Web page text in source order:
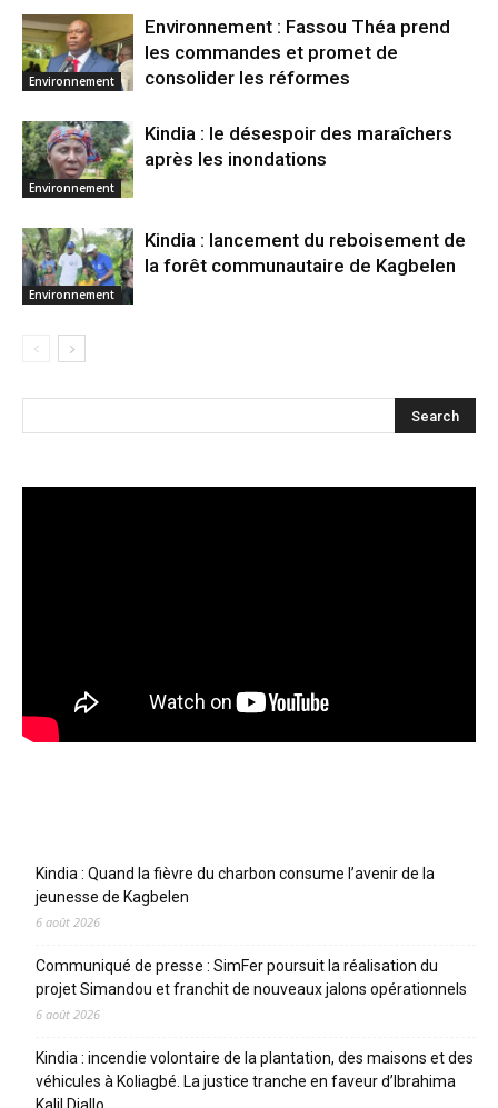
Environnement
Environnement : Fassou Théa prend
les commandes et promet de
consolider les réformes
Environnement
Kindia : le désespoir des maraîchers
après les inondations
Environnement
Kindia : lancement du reboisement de
la forêt communautaire de Kagbelen
Kindia : Quand la fièvre du charbon consume l’avenir de la
jeunesse de Kagbelen
6 août 2026
Communiqué de presse : SimFer poursuit la réalisation du
projet Simandou et franchit de nouveaux jalons opérationnels
6 août 2026
Kindia : incendie volontaire de la plantation, des maisons et des
véhicules à Koliagbé. La justice tranche en faveur d’Ibrahima
Kalil Diallo